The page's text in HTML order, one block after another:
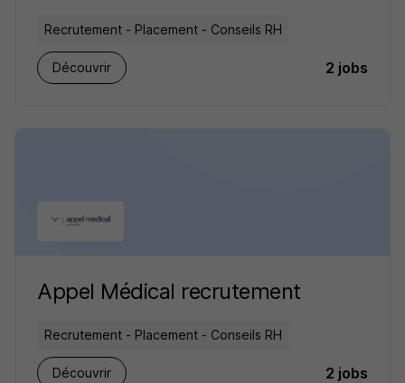
Recrutement - Placement - Conseils RH
Découvrir 2 jobs
Appel Médical recrutement
Recrutement - Placement - Conseils RH
Découvrir 2 jobs